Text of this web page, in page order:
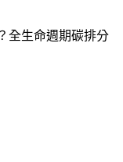
全生命週期碳排分